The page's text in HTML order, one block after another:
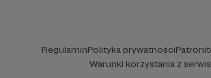
RegulaminPolityka prywatności
Warunki korzystania z